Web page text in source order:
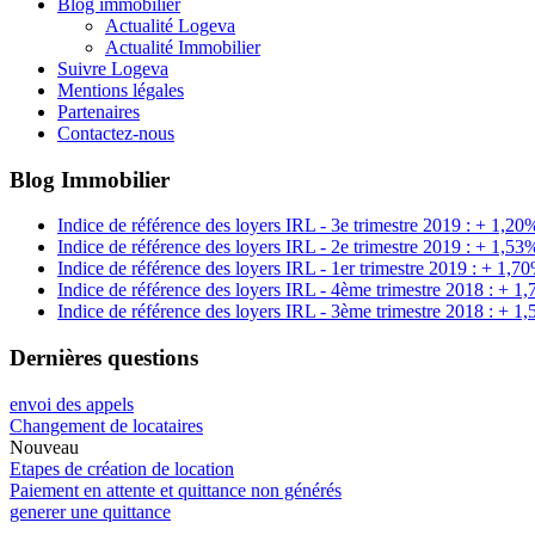
Actualité Logeva
Actualité Immobilier
Suivre Logeva
Mentions légales
Partenaires
Contactez-nous
Blog Immobilier
Indice de référence des loyers IRL - 3e trimestre 2019 : +
Indice de référence des loyers IRL - 2e trimestre 2019 : +
Indice de référence des loyers IRL - 1er trimestre 2019 : +
Indice de référence des loyers IRL - 4ème trimestre 2018 : +
Indice de référence des loyers IRL - 3ème trimestre 2018 : +
Dernières questions
envoi des appels
Changement de locataires
Nouveau
Etapes de création de location
Paiement en attente et quittance non générés
generer une quittance